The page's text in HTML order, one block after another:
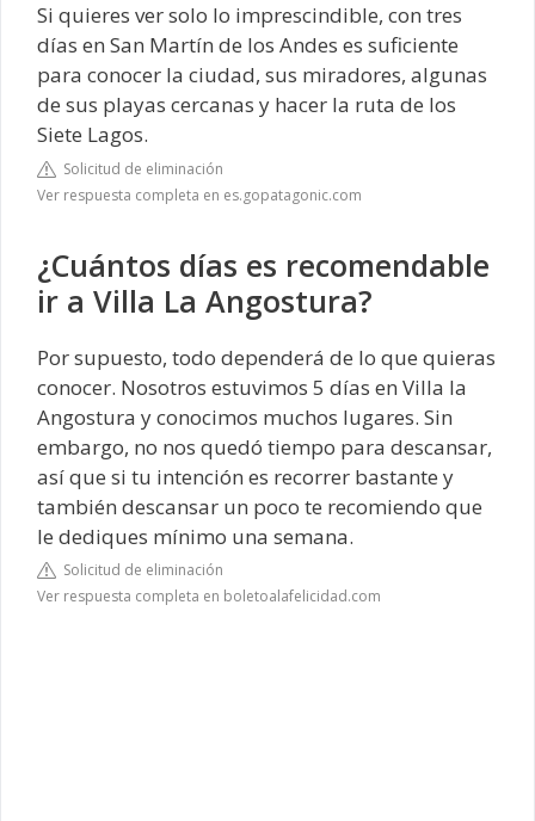
Si quieres ver solo lo imprescindible, con tres
días en San Martín de los Andes es suficiente
para conocer la ciudad, sus miradores, algunas
de sus playas cercanas y hacer la ruta de los
Siete Lagos.
Solicitud de eliminación
Ver respuesta completa en es.gopatagonic.com
¿Cuántos días es recomendable
ir a Villa La Angostura?
Por supuesto, todo dependerá de lo que quieras
conocer. Nosotros estuvimos 5 días en Villa la
Angostura y conocimos muchos lugares. Sin
embargo, no nos quedó tiempo para descansar,
así que si tu intención es recorrer bastante y
también descansar un poco te recomiendo que
le dediques mínimo una semana.
Solicitud de eliminación
Ver respuesta completa en boletoalafelicidad.com